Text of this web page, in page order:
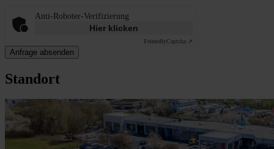
Anti-Roboter-Verifizierung
Hier klicken
FriendlyCaptcha ⇗
Anfrage absenden
Standort